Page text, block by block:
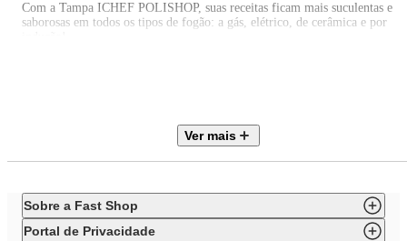
Com a Tampa ICHEF POLISHOP, suas receitas ficam mais suculentas e
saborosas em todos os tipos de fogão: a gás, elétrico, de cerâmica e por
Peça já sua Tampa ICHEF POLISHOP SHARK SERIES e receba no
superexclusividade que você só encontra na POLISHOP!
Ver mais
Sobre a Fast Shop
Portal de Privacidade